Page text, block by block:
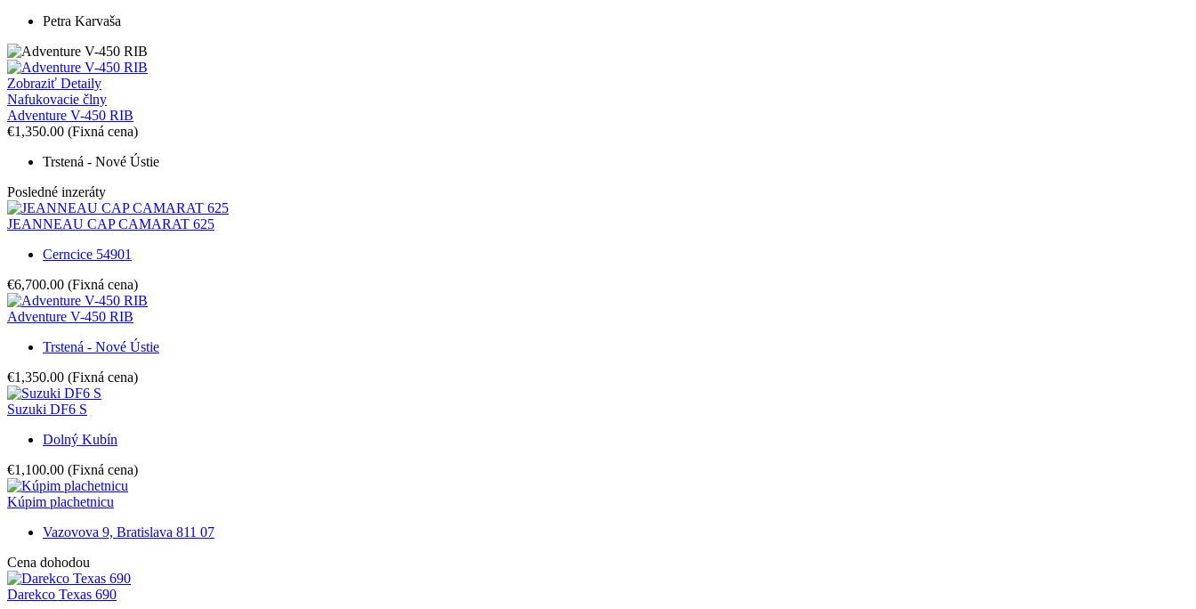
Petra Karvaša
Zobraziť Detaily
Nafukovacie člny
Adventure V-450 RIB
€1,350.00 (Fixná cena)
Trstená - Nové Ústie
Posledné inzeráty
JEANNEAU CAP CAMARAT 625
Cerncice 54901
€6,700.00 (Fixná cena)
Adventure V-450 RIB
Trstená - Nové Ústie
€1,350.00 (Fixná cena)
Suzuki DF6 S
Dolný Kubín
€1,100.00 (Fixná cena)
Kúpim plachetnicu
Vazovova 9, Bratislava 811 07
Cena dohodou
Darekco Texas 690